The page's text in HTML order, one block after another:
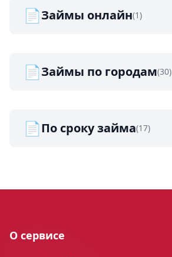
📄Займы онлайн(1)
📄Займы по городам(30)
📄По сроку займа(17)
О сервисе